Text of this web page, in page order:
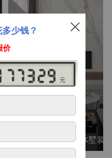
别墅大平层
高端私人定制，整体墅装